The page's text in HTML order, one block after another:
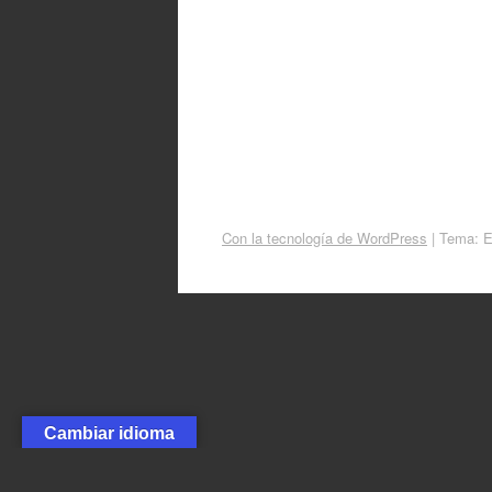
Con la tecnología de WordPress | Tema:
Cambiar idioma